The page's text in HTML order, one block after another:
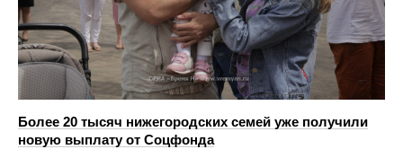
Более 20 тысяч нижегородских семей уже получили
новую выплату от Соцфонда